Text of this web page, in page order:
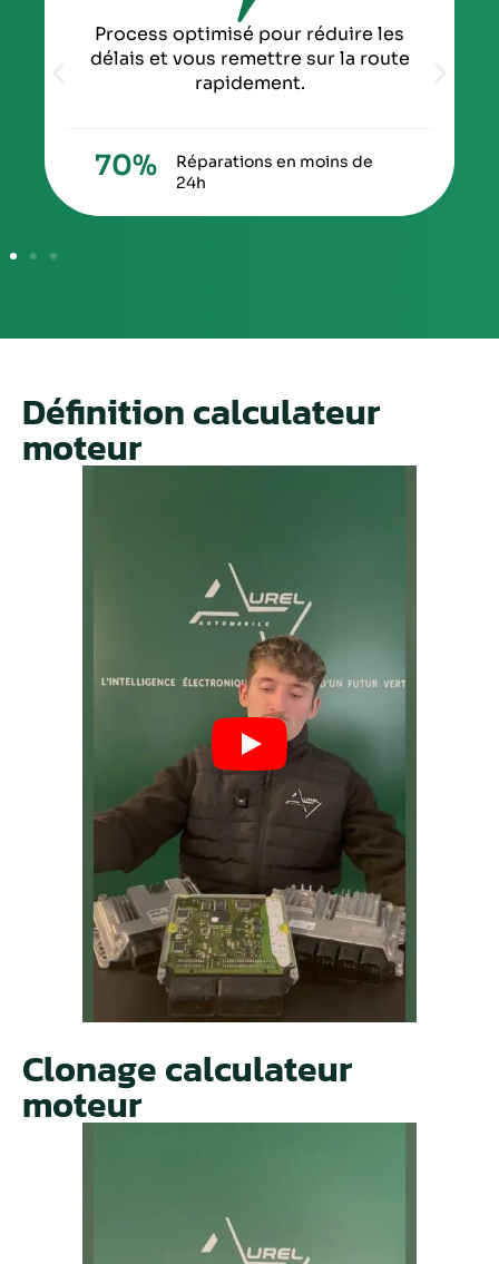
Process optimisé pour réduire les
délais et vous remettre sur la route
rapidement.
Réparations en moins de
24h
70%
Définition calculateur
moteur
Clonage calculateur
moteur